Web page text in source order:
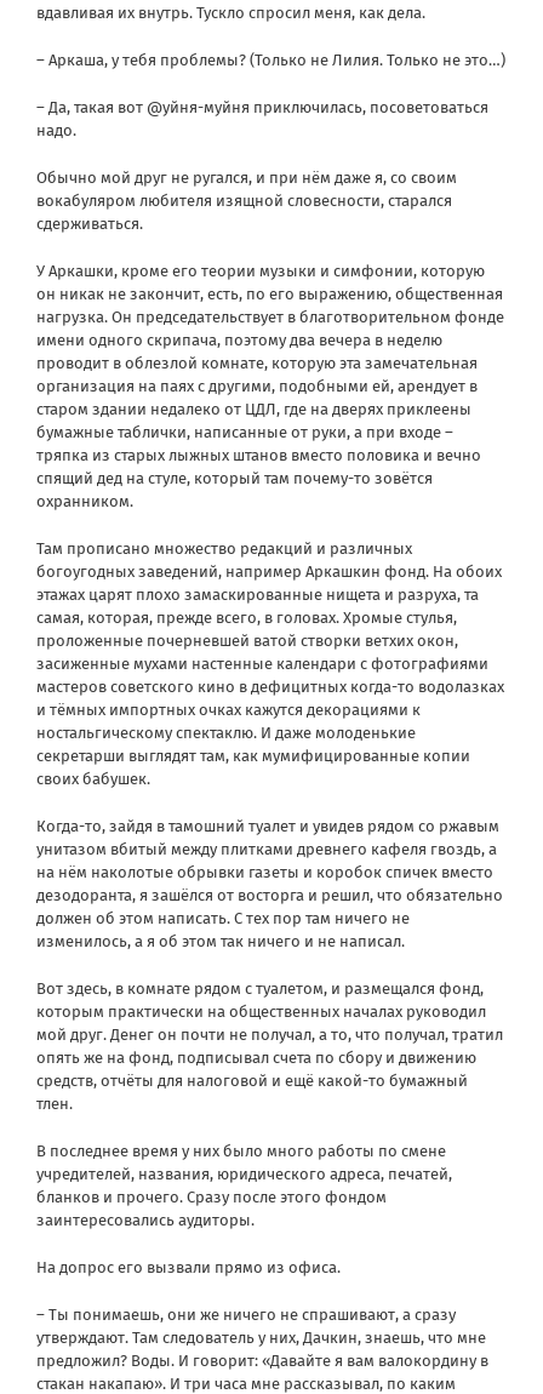
вдавливая их внутрь. Тускло спросил меня, как дела.
– Аркаша, у тебя проблемы? (Только не Лилия. Только не это…)
– Да, такая вот @уйня-муйня приключилась, посоветоваться
надо.
Обычно мой друг не ругался, и при нём даже я, со своим
вокабуляром любителя изящной словесности, старался
сдерживаться.
У Аркашки, кроме его теории музыки и симфонии, которую
он никак не закончит, есть, по его выражению, общественная
нагрузка. Он председательствует в благотворительном фонде
имени одного скрипача, поэтому два вечера в неделю
проводит в облезлой комнате, которую эта замечательная
организация на паях с другими, подобными ей, арендует в
старом здании недалеко от ЦДЛ, где на дверях приклеены
бумажные таблички, написанные от руки, а при входе –
тряпка из старых лыжных штанов вместо половика и вечно
спящий дед на стуле, который там почему-то зовётся
охранником.
Там прописано множество редакций и различных
богоугодных заведений, например Аркашкин фонд. На обоих
этажах царят плохо замаскированные нищета и разруха, та
самая, которая, прежде всего, в головах. Хромые стулья,
проложенные почерневшей ватой створки ветхих окон,
засиженные мухами настенные календари с фотографиями
мастеров советского кино в дефицитных когда-то водолазках
и тёмных импортных очках кажутся декорациями к
ностальгическому спектаклю. И даже молоденькие
секретарши выглядят там, как мумифицированные копии
своих бабушек.
Когда-то, зайдя в тамошний туалет и увидев рядом со ржавым
унитазом вбитый между плитками древнего кафеля гвоздь, а
на нём наколотые обрывки газеты и коробок спичек вместо
дезодоранта, я зашёлся от восторга и решил, что обязательно
должен об этом написать. С тех пор там ничего не
изменилось, а я об этом так ничего и не написал.
Вот здесь, в комнате рядом с туалетом, и размещался фонд,
которым практически на общественных началах руководил
мой друг. Денег он почти не получал, а то, что получал, тратил
опять же на фонд, подписывал счета по сбору и движению
средств, отчёты для налоговой и ещё какой-то бумажный
тлен.
В последнее время у них было много работы по смене
учредителей, названия, юридического адреса, печатей,
бланков и прочего. Сразу после этого фондом
заинтересовались аудиторы.
На допрос его вызвали прямо из офиса.
– Ты понимаешь, они же ничего не спрашивают, а сразу
утверждают. Там следователь у них, Дачкин, знаешь, что мне
предложил? Воды. И говорит: «Давайте я вам валокордину в
стакан накапаю». И три часа мне рассказывал, по каким